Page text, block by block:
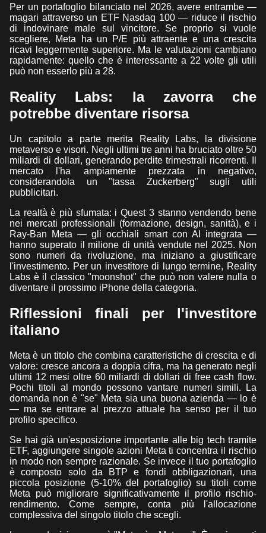
Per un portafoglio bilanciato nel 2026, avere entrambe —
magari attraverso un ETF Nasdaq 100 — riduce il rischio
di indovinare male sul vincitore. Se proprio si vuole
scegliere, Meta ha un P/E più attraente e una crescita
ricavi leggermente superiore. Ma le valutazioni cambiano
rapidamente: quello che è interessante a 22 volte gli utili
può non esserlo più a 28.
Reality Labs: la zavorra che
potrebbe diventare risorsa
Un capitolo a parte merita Reality Labs, la divisione
metaverso e visori. Negli ultimi tre anni ha bruciato oltre 50
miliardi di dollari, generando perdite trimestrali ricorrenti. Il
mercato l'ha ampiamente prezzata in negativo,
considerandola un "tassa Zuckerberg" sugli utili
pubblicitari.
La realtà è più sfumata: i Quest 3 stanno vendendo bene
nei mercati professionali (formazione, design, sanità), e i
Ray-Ban Meta — gli occhiali smart con AI integrata —
hanno superato il milione di unità vendute nel 2025. Non
sono numeri da rivoluzione, ma iniziano a giustificare
l'investimento. Per un investitore di lungo termine, Reality
Labs è il classico "moonshot" che può non valere nulla o
diventare il prossimo iPhone della categoria.
Riflessioni finali per l'investitore
italiano
Meta è un titolo che combina caratteristiche di crescita e di
valore: cresce ancora a doppia cifra, ma ha generato negli
ultimi 12 mesi oltre 60 miliardi di dollari di free cash flow.
Pochi titoli al mondo possono vantare numeri simili. La
domanda non è "se" Meta sia una buona azienda — lo è
— ma se entrare al prezzo attuale ha senso per il tuo
profilo specifico.
Se hai già un'esposizione importante alle big tech tramite
ETF, aggiungere singole azioni Meta ti concentra il rischio
in modo non sempre razionale. Se invece il tuo portafoglio
è composto solo da BTP e fondi obbligazionari, una
piccola posizione (5-10% del portafoglio) su titoli come
Meta può migliorare significativamente il profilo rischio-
rendimento. Come sempre, conta più l'allocazione
complessiva del singolo titolo che scegli.